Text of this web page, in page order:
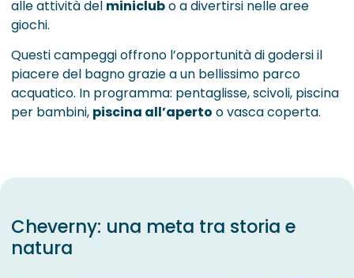
alle attività del miniclubo a divertirsi nelle aree
giochi.
Questi campeggi offrono l’opportunità di godersi il
piacere del bagno grazie a un bellissimo parco
acquatico. In programma: pentaglisse, scivoli, piscina
per bambini, piscina all’aperto o vasca coperta.
Cheverny: una meta tra storia e
natura